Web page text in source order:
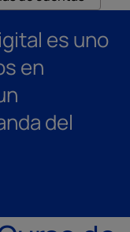
es uno
en
del